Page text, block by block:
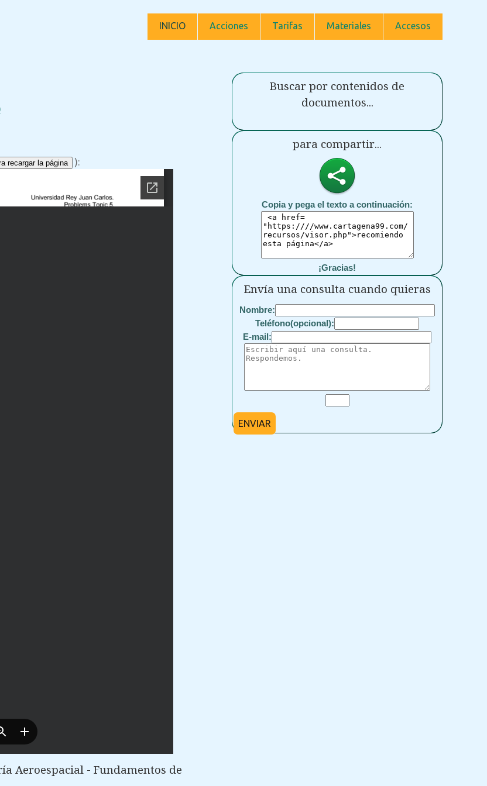
INICIO Acciones Tarifas Materiales Accesos
recargar la página ):
Aeroespacial - Fundamentos de
Buscar por contenidos de
documentos...
para compartir...
Copia y pega el texto a continuación:
¡Gracias!
Envía una consulta cuando quieras
Nombre:
Teléfono(opcional):
E-mail:
ENVIAR